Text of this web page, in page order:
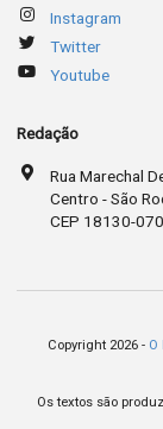
Instagram
Twitter
Youtube
Redação
Rua Marechal
Centro - São
CEP 18130-070
Copyright 2026 - O
Os textos são